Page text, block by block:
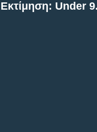
Εκτίμηση: Under